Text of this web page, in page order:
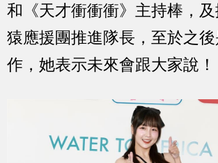
和《天才衝衝衝》主持棒，
猿應援團推進隊長，至於之
作，她表示未來會跟大家說！